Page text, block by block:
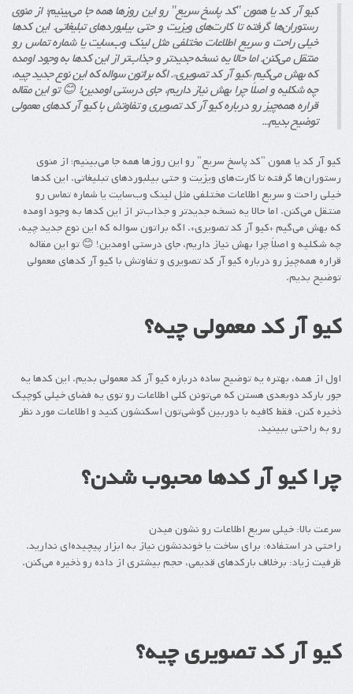
کیو آر کد یا همون "کد پاسخ سریع" رو این روزها همه جا می‌بینیم؛ از منوی
رستوران‌ها گرفته تا کارت‌های ویزیت و حتی بیلبوردهای تبلیغاتی. این کدها
خیلی راحت و سریع اطلاعات مختلفی مثل لینک وب‌سایت یا شماره تماس رو
منتقل می‌کنن. اما حالا یه نسخه جدیدتر و جذاب‌تر از این کدها به وجود اومده
که بهش می‌گیم *کیو آر کد تصویری*. اگه براتون سواله که این نوع جدید چیه،
چه شکلیه و اصلاً چرا بهش نیاز داریم، جای درستی اومدین! 😊 تو این مقاله
قراره همه‌چیز رو درباره کیو آر کد تصویری و تفاوتش با کیو آر کدهای معمولی
توضیح بدیم...
کیو آر کد یا همون "کد پاسخ سریع" رو این روزها همه جا می‌بینیم؛ از منوی
رستوران‌ها گرفته تا کارت‌های ویزیت و حتی بیلبوردهای تبلیغاتی. این کدها
خیلی راحت و سریع اطلاعات مختلفی مثل لینک وب‌سایت یا شماره تماس رو
منتقل می‌کنن. اما حالا یه نسخه جدیدتر و جذاب‌تر از این کدها به وجود اومده
که بهش می‌گیم *کیو آر کد تصویری*. اگه براتون سواله که این نوع جدید چیه،
چه شکلیه و اصلاً چرا بهش نیاز داریم، جای درستی اومدین! 😊 تو این مقاله
قراره همه‌چیز رو درباره کیو آر کد تصویری و تفاوتش با کیو آر کدهای معمولی
توضیح بدیم.
کیو آر کد معمولی چیه؟
اول از همه، بهتره یه توضیح ساده درباره کیو آر کد معمولی بدیم. این کدها یه
جور بارکد دوبعدی هستن که می‌تونن کلی اطلاعات رو توی یه فضای خیلی کوچیک
ذخیره کنن. فقط کافیه با دوربین گوشی‌تون اسکنشون کنید و اطلاعات مورد نظر
رو به راحتی ببینید.
چرا کیو آر کدها محبوب شدن؟
سرعت بالا: خیلی سریع اطلاعات رو نشون میدن
راحتی در استفاده: برای ساخت یا خوندنشون نیاز به ابزار پیچیده‌ای ندارید.
ظرفیت زیاد: برخلاف بارکدهای قدیمی، حجم بیشتری از داده رو ذخیره می‌کنن.
کیو آر کد تصویری چیه؟